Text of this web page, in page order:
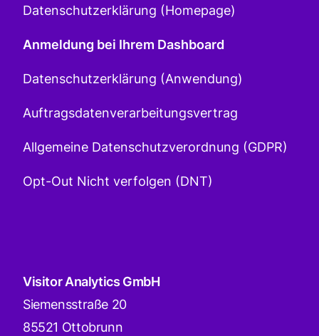
Datenschutzerklärung (Homepage)
Anmeldung bei Ihrem Dashboard
Datenschutzerklärung (Anwendung)
Auftragsdatenverarbeitungsvertrag
Allgemeine Datenschutzverordnung (GDPR)
Opt-Out Nicht verfolgen (DNT)
Visitor Analytics GmbH
Siemensstraße 20
85521 Ottobrunn